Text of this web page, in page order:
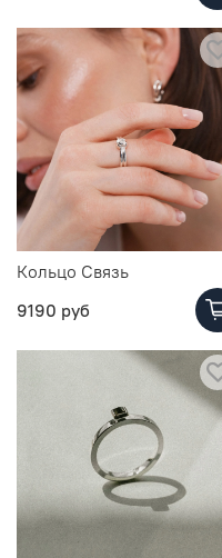
Кольцо Связь
9190 руб